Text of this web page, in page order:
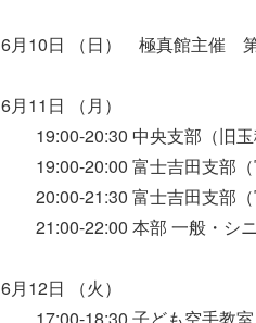
6月10日 （日） 極真館主催 第
6月11日 （月）
19:00-20:30 中央支部（旧玉
19:00-20:00 富士吉田支部（
20:00-21:30 富士吉田支部（
21:00-22:00 本部 一般・シニ
6月12日 （火）